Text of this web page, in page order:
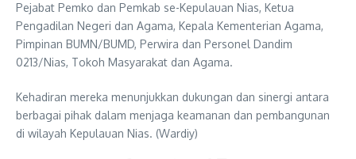
Pejabat Pemko dan Pemkab se-Kepulauan Nias, Ketua
Pengadilan Negeri dan Agama, Kepala Kementerian Agama,
Pimpinan BUMN/BUMD, Perwira dan Personel Dandim
0213/Nias, Tokoh Masyarakat dan Agama.
Kehadiran mereka menunjukkan dukungan dan sinergi antara
berbagai pihak dalam menjaga keamanan dan pembangunan
di wilayah Kepulauan Nias. (Wardiy)